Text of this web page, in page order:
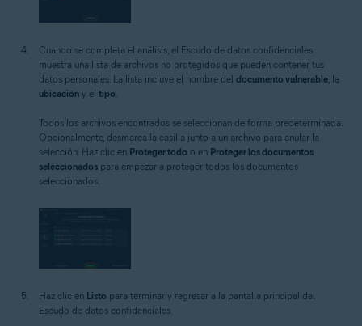
Cuando se completa el análisis, el Escudo de datos confidenciales
muestra una lista de archivos no protegidos que pueden contener tus
datos personales. La lista incluye el nombre del documento vulnerable, la
ubicación y el tipo.
Todos los archivos encontrados se seleccionan de forma predeterminada.
Opcionalmente, desmarca la casilla junto a un archivo para anular la
selección. Haz clic en Proteger todo o en Proteger los documentos
seleccionados para empezar a proteger todos los documentos
seleccionados.
Haz clic en Listo para terminar y regresar a la pantalla principal del
Escudo de datos confidenciales.